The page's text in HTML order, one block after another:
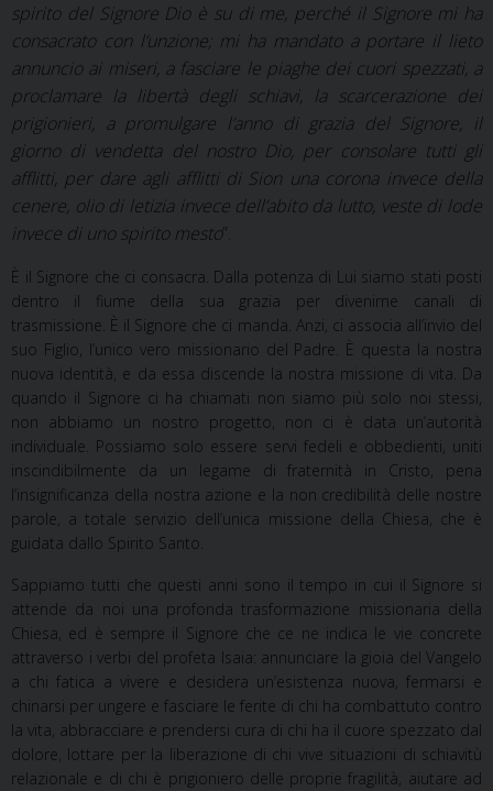
spirito del Signore Dio è su di me, perché il Signore mi ha
consacrato con l’unzione; mi ha mandato a portare il lieto
annuncio ai miseri, a fasciare le piaghe dei cuori spezzati, a
proclamare la libertà degli schiavi, la scarcerazione dei
prigionieri, a promulgare l’anno di grazia del Signore, il
giorno di vendetta del nostro Dio, per consolare tutti gli
afflitti, per dare agli afflitti di Sion una corona invece della
cenere, olio di letizia invece dell’abito da lutto, veste di lode
invece di uno spirito mesto”.
È il Signore che ci consacra. Dalla potenza di Lui siamo stati posti
dentro il fiume della sua grazia per divenirne canali di
trasmissione. È il Signore che ci manda. Anzi, ci associa all’invio del
suo Figlio, l’unico vero missionario del Padre. È questa la nostra
nuova identità, e da essa discende la nostra missione di vita. Da
quando il Signore ci ha chiamati non siamo più solo noi stessi,
non abbiamo un nostro progetto, non ci è data un’autorità
individuale. Possiamo solo essere servi fedeli e obbedienti, uniti
inscindibilmente da un legame di fraternità in Cristo, pena
l’insignificanza della nostra azione e la non credibilità delle nostre
parole, a totale servizio dell’unica missione della Chiesa, che è
guidata dallo Spirito Santo.
Sappiamo tutti che questi anni sono il tempo in cui il Signore si
attende da noi una profonda trasformazione missionaria della
Chiesa, ed è sempre il Signore che ce ne indica le vie concrete
attraverso i verbi del profeta Isaia: annunciare la gioia del Vangelo
a chi fatica a vivere e desidera un’esistenza nuova, fermarsi e
chinarsi per ungere e fasciare le ferite di chi ha combattuto contro
la vita, abbracciare e prendersi cura di chi ha il cuore spezzato dal
dolore, lottare per la liberazione di chi vive situazioni di schiavitù
relazionale e di chi è prigioniero delle proprie fragilità, aiutare ad